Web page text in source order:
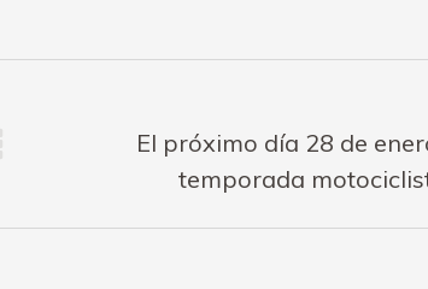
Publicación
El próximo día 28 de
temporada